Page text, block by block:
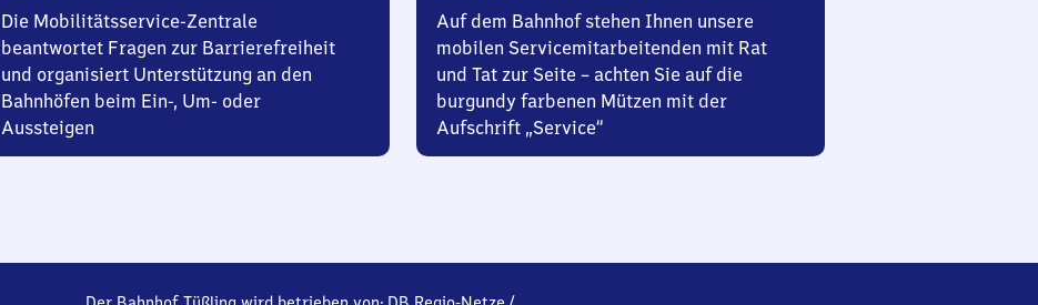
Die Mobilitätsservice-Zentrale
beantwortet Fragen zur Barrierefreiheit
und organisiert Unterstützung an den
Bahnhöfen beim Ein-, Um- oder
Aussteigen
Auf dem Bahnhof stehen Ihnen unsere
mobilen Servicemitarbeitenden mit Rat
und Tat zur Seite – achten Sie auf die
burgundy farbenen Mützen mit der
Aufschrift „Service“